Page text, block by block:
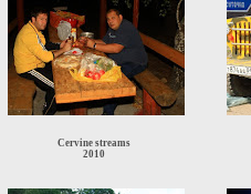
Cervine streams
2010